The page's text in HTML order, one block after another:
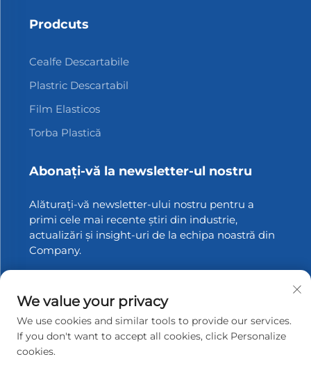
Prodcuts
Cealfe Descartabile
Plastric Descartabil
Film Elasticos
Torba Plastică
Abonați-vă la newsletter-ul nostru
Alăturați-vă newsletter-ului nostru pentru a
primi cele mai recente știri din industrie,
actualizări și insight-uri de la echipa noastră din
Company.
Drepturi de autor © 2025 Zhangjiagang Xinfang Packaging
We value your privacy
We use cookies and similar tools to provide our services.
If you don't want to accept all cookies, click Personalize
cookies.